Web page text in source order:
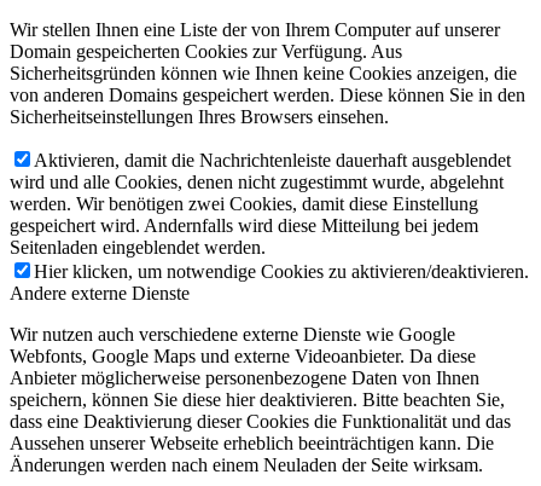
Wir stellen Ihnen eine Liste der von Ihrem Computer auf unserer
Domain gespeicherten Cookies zur Verfügung. Aus
Sicherheitsgründen können wie Ihnen keine Cookies anzeigen, die
von anderen Domains gespeichert werden. Diese können Sie in den
Sicherheitseinstellungen Ihres Browsers einsehen.
Aktivieren, damit die Nachrichtenleiste dauerhaft ausgeblendet
wird und alle Cookies, denen nicht zugestimmt wurde, abgelehnt
werden. Wir benötigen zwei Cookies, damit diese Einstellung
gespeichert wird. Andernfalls wird diese Mitteilung bei jedem
Seitenladen eingeblendet werden.
Hier klicken, um notwendige Cookies zu aktivieren/deaktivieren.
Andere externe Dienste
Wir nutzen auch verschiedene externe Dienste wie Google
Webfonts, Google Maps und externe Videoanbieter. Da diese
Anbieter möglicherweise personenbezogene Daten von Ihnen
speichern, können Sie diese hier deaktivieren. Bitte beachten Sie,
dass eine Deaktivierung dieser Cookies die Funktionalität und das
Aussehen unserer Webseite erheblich beeinträchtigen kann. Die
Änderungen werden nach einem Neuladen der Seite wirksam.